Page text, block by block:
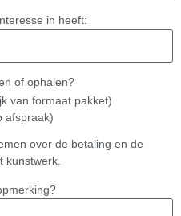
in heeft:
of ophalen?
van formaat pakket)
afspraak)
over de betaling en de
kunstwerk.